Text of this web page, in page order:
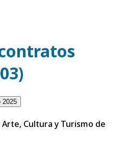
2025
Cultura y Turismo de